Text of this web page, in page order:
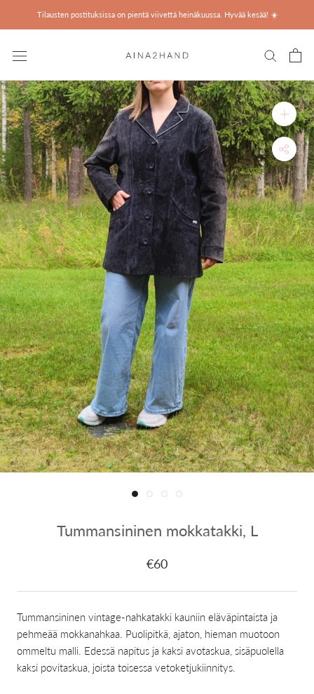
Tilausten postituksissa on pientä viivettä heinäkuussa. Hyvää kesää! ☀️
Tummansininen mokkatakki, L
€60
Tummansininen vintage-nahkatakki kauniin eläväpintaista ja
pehmeää mokkanahkaa. Puolipitkä, ajaton, hieman muotoon
ommeltu malli. Edessä napitus ja kaksi avotaskua, sisäpuolella
kaksi povitaskua, joista toisessa vetoketjukiinnitys.